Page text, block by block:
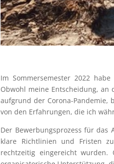
Im Sommersemester 2022
Obwohl meine Entscheidung, an
aufgrund der Corona-
von den Erfahrungen, die ich
Der Bewerbungsprozess für das
klare Richtlinien und Fristen
rechtzeitig eingereicht